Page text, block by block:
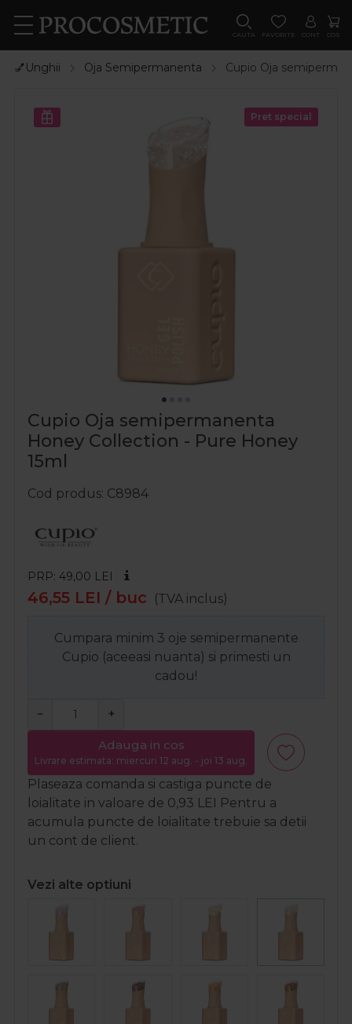
CAUTA FAVORITE CONT COS
💅Unghii Oja Semipermanenta Cupio Oja
Pret special
Cupio Oja semipermanenta
Honey Collection - Pure Honey
15ml
Cod produs C8984
PRP: 49,00 LEI
46,55 LEI / buc (TVA inclus)
Cumpara minim 3 oje semipermanente
Cupio (aceeasi nuanta) si primesti un
cadou!
− +
Adauga in cos
Livrare estimata: miercuri 12 aug. - joi 13 aug.
Plaseaza comanda si castiga puncte de
loialitate in valoare de 0,93 LEI Pentru a
acumula puncte de loialitate trebuie sa detii
un cont de client.
Vezi alte optiuni